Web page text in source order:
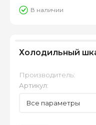
В наличии
Холодильный
Производитель:
Артикул:
Все параметры